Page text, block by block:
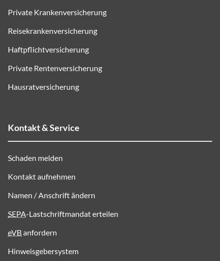
Private Krankenversicherung
Reisekrankenversicherung
Haftpflichtversicherung
Private Rentenversicherung
Hausratversicherung
Kontakt & Service
Schaden melden
Kontakt aufnehmen
Namen / Anschrift ändern
SEPA-Lastschriftmandat erteilen
eVBanfordern
Hinweisgebersystem